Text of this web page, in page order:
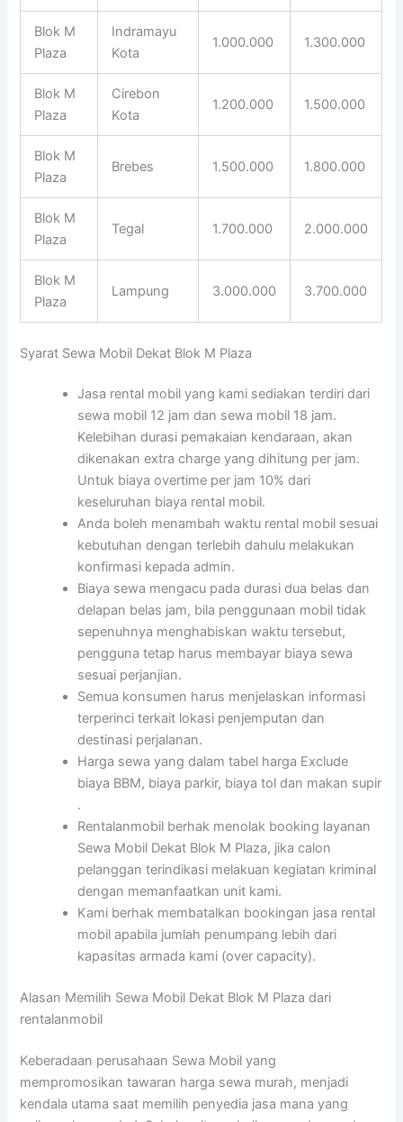
Blok M
Plaza
Indramayu
Kota
1.000.000 1.300.000
Blok M
Plaza
Cirebon
Kota
1.200.000 1.500.000
Blok M
Plaza
Brebes 1.500.000 1.800.000
Blok M
Plaza
Tegal 1.700.000 2.000.000
Blok M
Plaza
Lampung 3.000.000 3.700.000
Syarat Sewa Mobil Dekat Blok M Plaza
Jasa rental mobil yang kami sediakan terdiri dari
sewa mobil 12 jam dan sewa mobil 18 jam.
Kelebihan durasi pemakaian kendaraan, akan
dikenakan extra charge yang dihitung per jam.
Untuk biaya overtime per jam 10% dari
keseluruhan biaya rental mobil.
Anda boleh menambah waktu rental mobil sesuai
kebutuhan dengan terlebih dahulu melakukan
konfirmasi kepada admin.
Biaya sewa mengacu pada durasi dua belas dan
delapan belas jam, bila penggunaan mobil tidak
sepenuhnya menghabiskan waktu tersebut,
pengguna tetap harus membayar biaya sewa
sesuai perjanjian.
Semua konsumen harus menjelaskan informasi
terperinci terkait lokasi penjemputan dan
destinasi perjalanan.
Harga sewa yang dalam tabel harga Exclude
biaya BBM, biaya parkir, biaya tol dan makan supir
.
Rentalanmobil berhak menolak booking layanan
Sewa Mobil Dekat Blok M Plaza, jika calon
pelanggan terindikasi melakuan kegiatan kriminal
dengan memanfaatkan unit kami.
Kami berhak membatalkan bookingan jasa rental
mobil apabila jumlah penumpang lebih dari
kapasitas armada kami (over capacity).
Alasan Memilih Sewa Mobil Dekat Blok M Plaza dari
rentalanmobil
Keberadaan perusahaan Sewa Mobil yang
mempromosikan tawaran harga sewa murah, menjadi
kendala utama saat memilih penyedia jasa mana yang